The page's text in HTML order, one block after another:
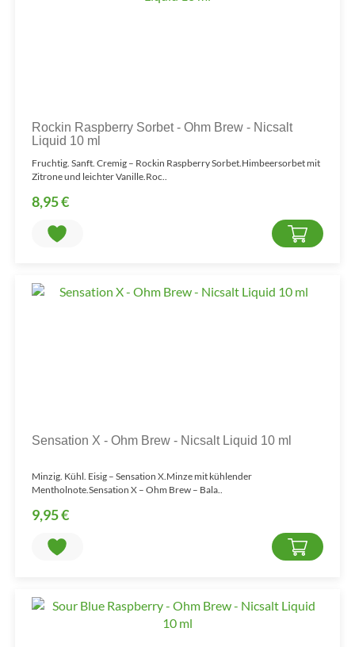
Rockin Raspberry Sorbet - Ohm Brew - Nicsalt
Liquid 10 ml
Fruchtig. Sanft. Cremig – Rockin Raspberry Sorbet.Himbeersorbet mit
Zitrone und leichter Vanille.Roc..
8,95 €
Sensation X - Ohm Brew - Nicsalt Liquid 10 ml
Minzig. Kühl. Eisig – Sensation X.Minze mit kühlender
Mentholnote.Sensation X – Ohm Brew – Bala..
9,95 €